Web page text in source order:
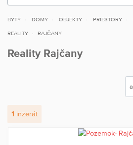
BYTY DOMY OBJEKTY PRIESTORY
REALITY RAJČANY
Reality Rajčany
1 inzerát